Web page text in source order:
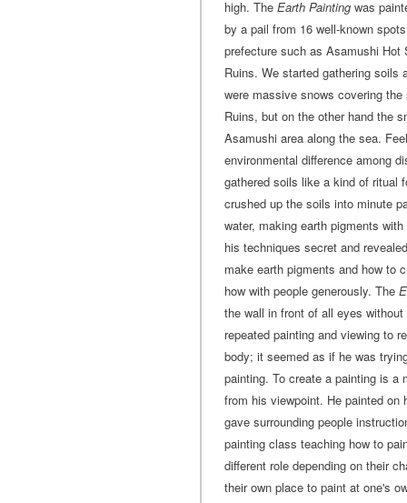
high. The Earth Painting was
by a pail from 16 well-known
prefecture such as Asamushi Hot
Ruins. We started gathering soils
were massive snows covering
Ruins, but on the other hand the
Asamushi area along the sea.
environmental difference among
gathered soils like a kind of ritual
crushed up the soils into minute
water, making earth pigments
his techniques secret and
make earth pigments and how to
how with people generously. The
the wall in front of all eyes
repeated painting and viewing to
body; it seemed as if he was
painting. To create a painting is a
from his viewpoint. He painted on
gave surrounding people
painting class teaching how to
different role depending on their
their own place to paint at one's